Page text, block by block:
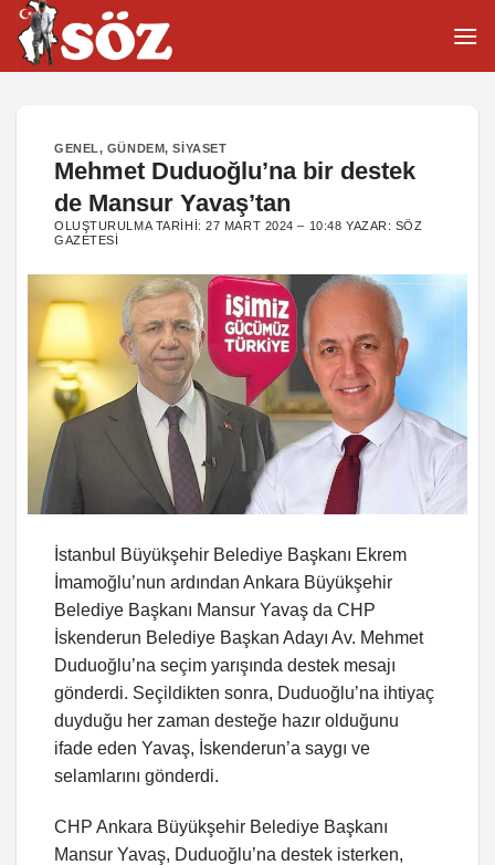
İçeriğe
atla
GENEL, GÜNDEM,SIYASET
Mehmet Duduoğlu’na bir destek
de Mansur Yavaş’tan
OLUŞTURULMA TARIHI:27 MART 2024 – 10:48 YAZAR: SÖZ
GAZETESI
İstanbul Büyükşehir Belediye Başkanı Ekrem
İmamoğlu’nun ardından Ankara Büyükşehir
Belediye Başkanı Mansur Yavaş da CHP
İskenderun Belediye Başkan Adayı Av. Mehmet
Duduoğlu’na seçim yarışında destek mesajı
gönderdi. Seçildikten sonra, Duduoğlu’na ihtiyaç
duyduğu her zaman desteğe hazır olduğunu
ifade eden Yavaş, İskenderun’a saygı ve
selamlarını gönderdi.
CHP Ankara Büyükşehir Belediye Başkanı
Mansur Yavaş, Duduoğlu’na destek isterken,